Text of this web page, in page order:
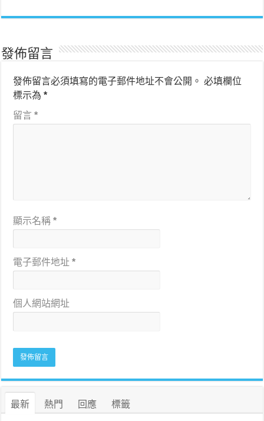
發佈留言
發佈留言必須填寫的電子郵件地址不會公開。 必填欄位
標示為*
留言*
顯示名稱*
電子郵件地址*
個人網站網址
最新 熱門 回應 標籤